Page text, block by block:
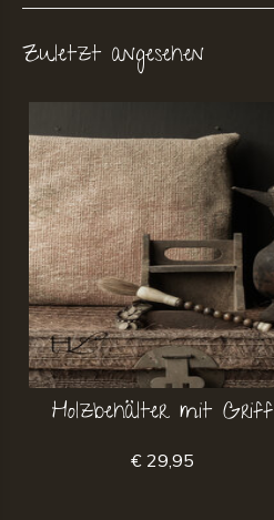
Zuletzt angesehen
Holzbehälter mit Griff
€ 29,95